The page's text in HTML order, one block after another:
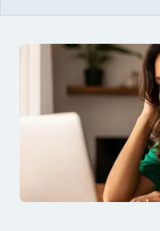
e em seguida veio o
aprovado com mérito no
Banrisul.Charles Kelvin
Aprovado no Banrisul